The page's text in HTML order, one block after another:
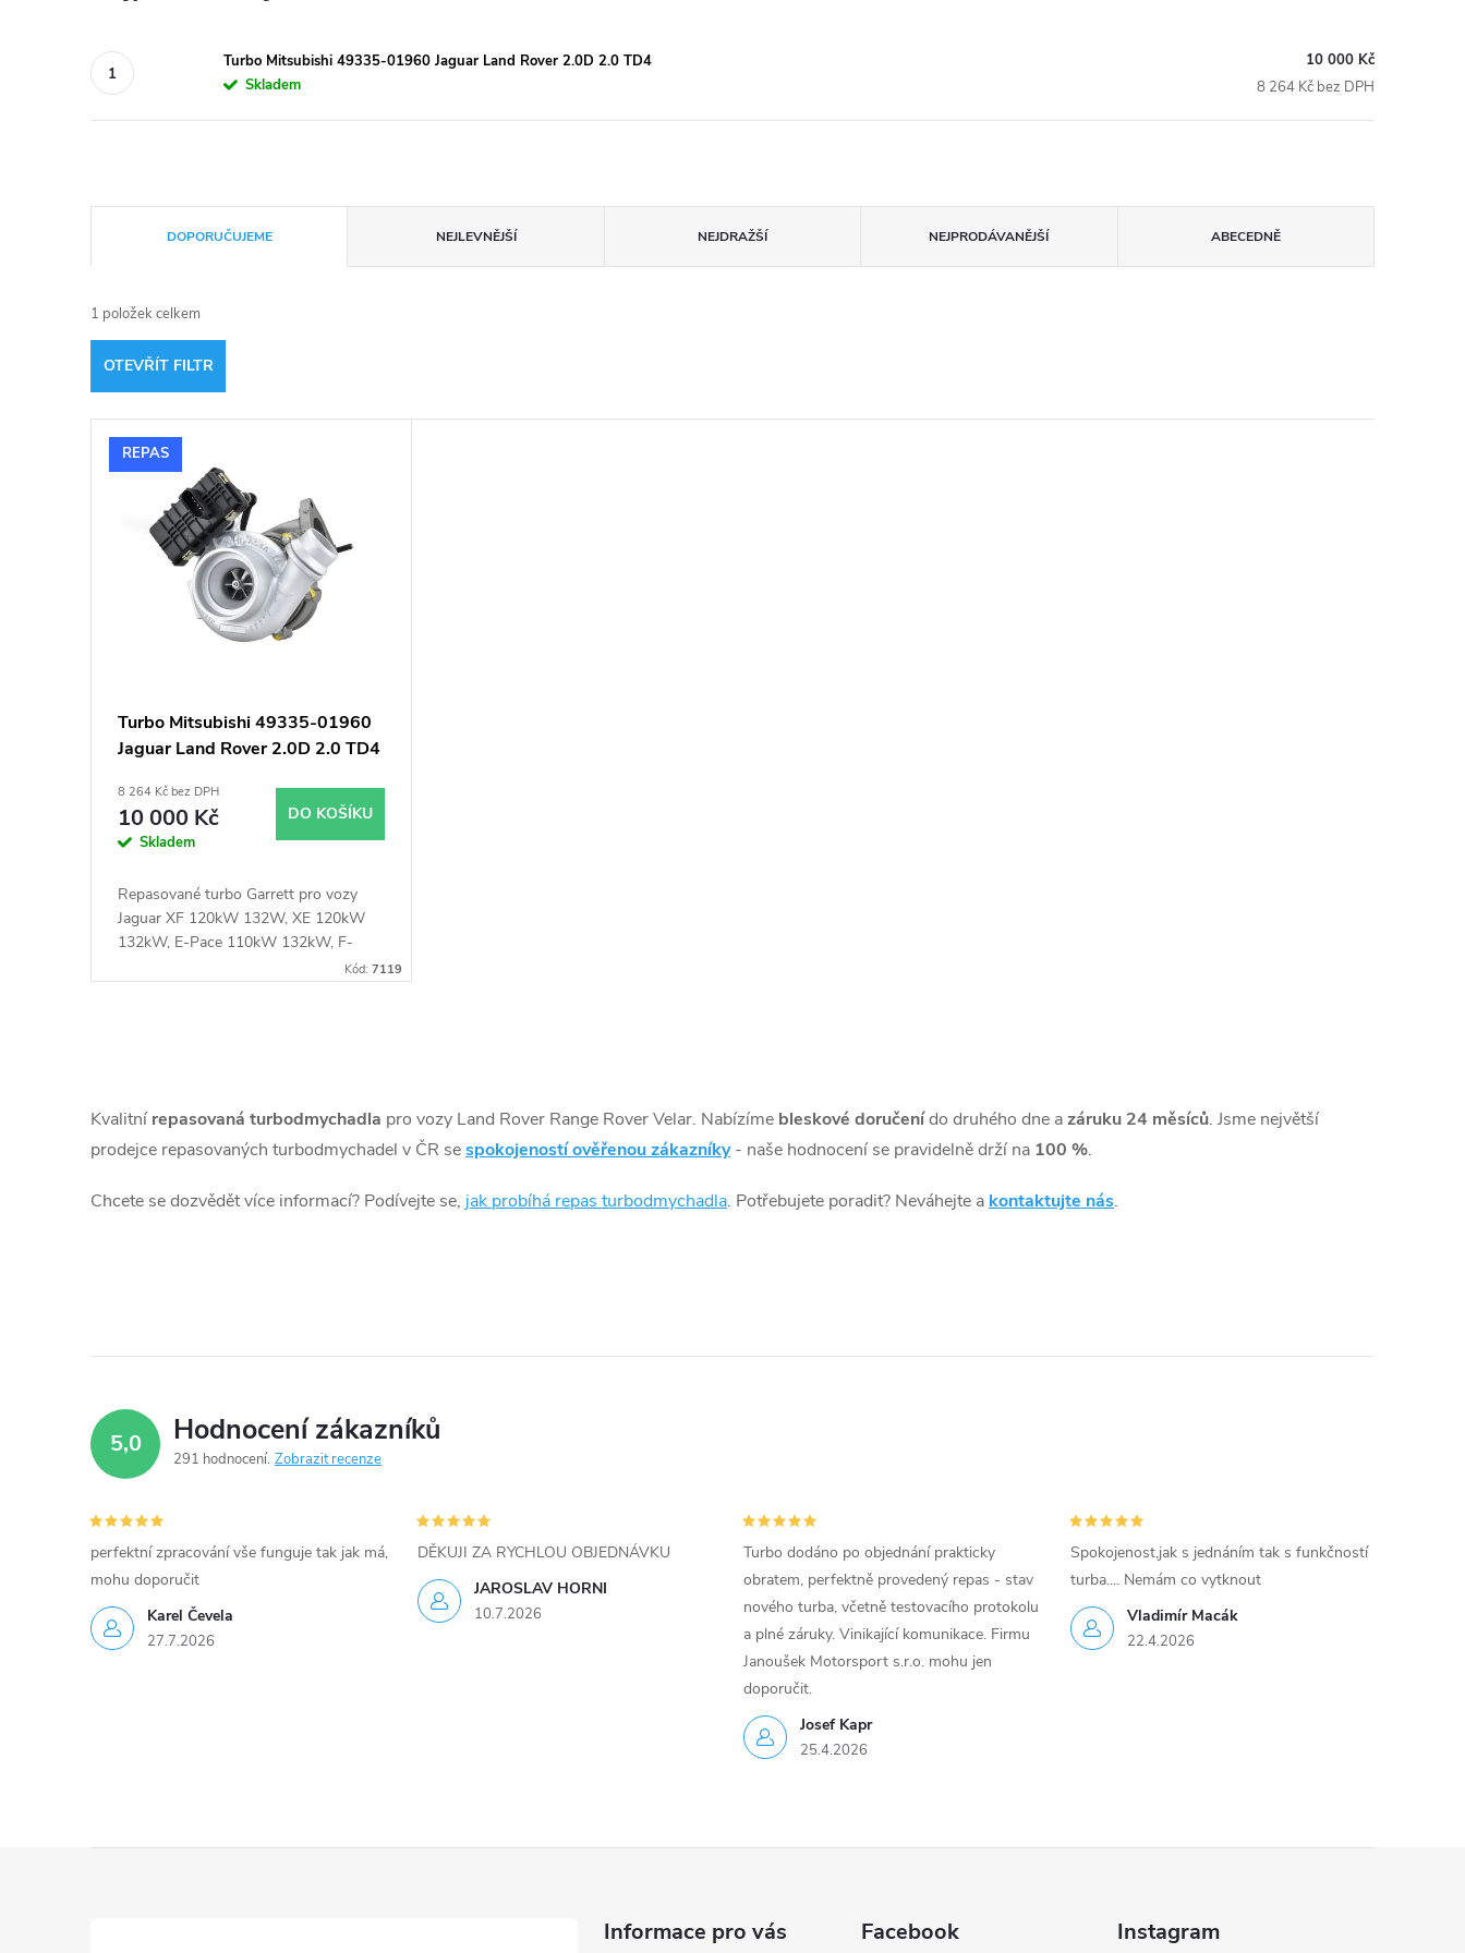
Turbo Mitsubishi 49335-01960 Jaguar Land Rover 2.0D 2.0 TD4
Skladem
10 000 Kč
8 264 Kč bez DPH
a
z
e
n
DOPORUČUJEME NEJLEVNĚJŠÍ NEJDRAŽŠÍ NEJPRODÁVANĚJŠÍ ABECEDNĚ
1 položek celkem
OTEVŘÍT FILTR
V
k
ů
REPAS
Turbo Mitsubishi 49335-01960
Jaguar Land Rover 2.0D 2.0 TD4
8 264 Kč bez DPH
10 000 Kč
Skladem
DO KOŠÍKU
Repasované turbo Garrett pro vozy
Jaguar XF 120kW 132W, XE 120kW
132kW, E-Pace 110kW 132kW, F-
Kód:7119
v
l
á
í
p
r
k
y
v
u
Kvalitní repasovaná turbodmychadla pro vozy Land Rover Range Rover Velar. Nabízíme bleskové doručenído druhého dne azáruku 24 měsíců. Jsme největší
prodejce repasovaných turbodmychadel v ČR sespokojeností ověřenou zákazníky - naše hodnocení se pravidelně drží na 100 %.
Chcete se dozvědět více informací? Podívejte se, jak probíhá repas turbodmychadla. Potřebujete poradit? Neváhejte a kontaktujte nás.
5,0 Hodnocení zákazníků
291 hodnocení Zobrazit recenze
Karel Čevela
27.7.2026
perfektní zpracování vše funguje tak jak má,
mohu doporučit
JAROSLAV HORNI
10.7.2026
DĚKUJI ZA RYCHLOU OBJEDNÁVKU
Josef Kapr
25.4.2026
Turbo dodáno po objednání prakticky
obratem, perfektně provedený repas - stav
nového turba, včetně testovacího protokolu
a plné záruky. Vinikající komunikace. Firmu
Janoušek Motorsport s.r.o. mohu jen
doporučit.
Vladimír Macák
22.4.2026
Spokojenost,jak s jednáním tak s funkčností
turba.... Nemám co vytknout
Informace pro vás Facebook Instagram